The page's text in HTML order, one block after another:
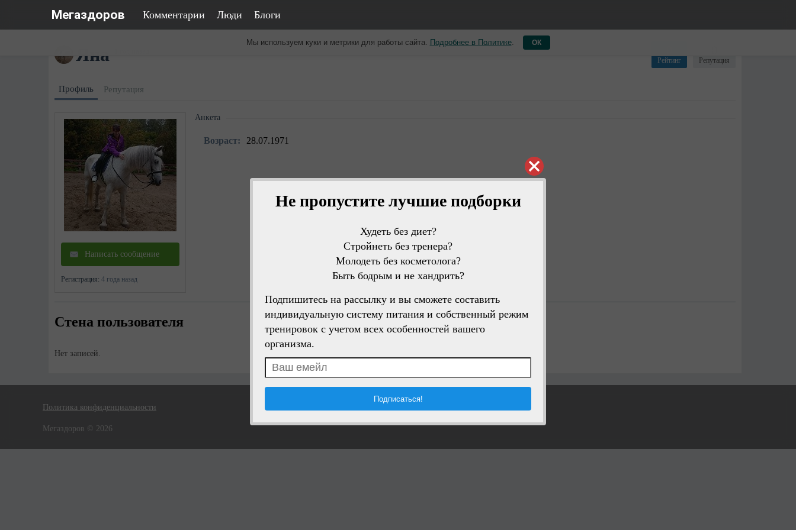
Не пропустите лучшие подборки
Худеть без диет?
Стройнеть без тренера?
Молодеть без косметолога?
Быть бодрым и не хандрить?
Подпишитесь на рассылку и вы сможете составить
индивидуальную систему питания и собственный режим
тренировок с учетом всех особенностей вашего
организма.
Мегаздоров Комментарии Люди Блоги
Мы используем куки и метрики для работы сайта. Подробнее в Политике. ОК
Яна Репутация
Рейтинг
Профиль Репутация
Написать сообщение
Регистрация: 4 года назад
Анкета
Возраст: 28.07.1971
Стена пользователя
Нет записей.
Политика конфиденциальности
Мегаздоров © 2026